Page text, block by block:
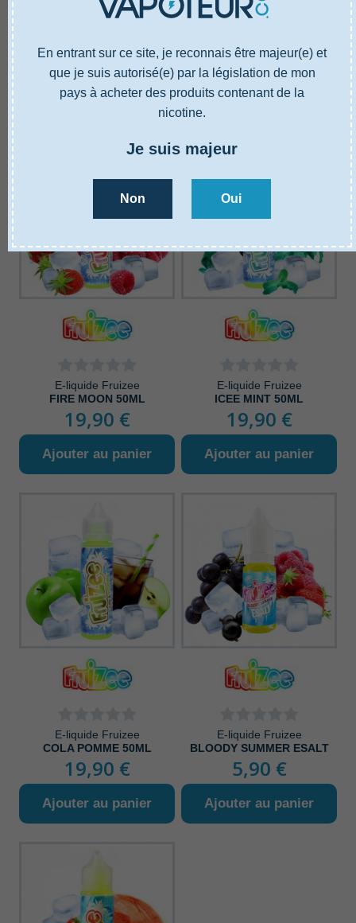
En entrant sur ce site, je reconnais être majeur(e) et
que je suis autorisé(e) par la législation de mon
pays à acheter des produits contenant de la
nicotine.
Je suis majeur
Non Oui
CRAZY MANGO 50ML
19,90 €
Ajouter au panier
BLOODY SUMMER 50ML
19,90 €
E-liquide Fruizee
FIRE MOON 50ML
19,90 €
Ajouter au panier
E-liquide Fruizee
ICEE MINT 50ML
19,90 €
Ajouter au panier
E-liquide Fruizee
COLA POMME 50ML
19,90 €
Ajouter au panier
E-liquide Fruizee
BLOODY SUMMER ESALT
5,90 €
Ajouter au panier